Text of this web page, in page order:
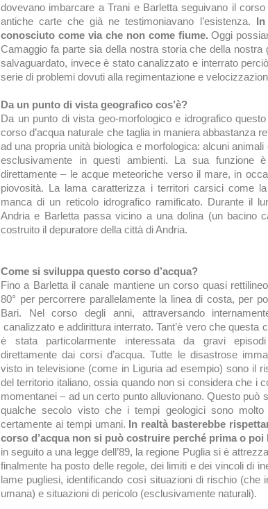
dovevano imbarcare a Trani e Barletta seguivano il
antiche carte che già ne testimoniavano l’esistenza.
conosciuto come via che non come fiume.Oggi
Camaggio fa parte sia della nostra storia che della nostra
salvaguardato, invece è stato canalizzato e interrato
serie di problemi dovuti alla regimentazione e
Da un punto di vista geografico cos’è?
Da un punto di vista geo-morfologico e idrografico
corso d’acqua naturale che taglia in maniera abbastanza
ad una propria unità biologica e morfologica: alcuni
esclusivamente in questi ambienti. La sua funzione
direttamente – le acque meteoriche verso il mare, in
piovosità. La lama caratterizza i territori carsici come
manca di un reticolo idrografico ramificato. Durante il
Andria e Barletta passa vicino a una dolina (un bacino
costruito il depuratore della città di Andria.
Come si sviluppa questo corso d’acqua?
Fino a Barletta il canale mantiene un corso quasi
80° per percorrere parallelamente la linea di costa, per
Bari. Nel corso degli anni, attraversando
canalizzato e addirittura interrato. Tant’è vero che questa
è stata particolarmente interessata da gravi
direttamente dai corsi d’acqua. Tutte le disastrose
visto in televisione (come in Liguria ad esempio) sono il
del territorio italiano, ossia quando non si considera che i
momentanei – ad un certo punto alluvionano. Questo può
qualche secolo visto che i tempi geologici sono molto
certamente ai tempi umani. In realtà basterebbe
corso d’acqua non si può costruire perché prima o poi
in seguito a una legge dell’89, la regione Puglia si è
finalmente ha posto delle regole, dei limiti e dei vincoli di
lame pugliesi, identificando così situazioni di rischio (che
umana) e situazioni di pericolo (esclusivamente naturali).